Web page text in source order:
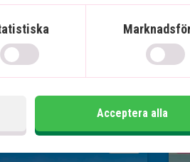
Acceptera alla